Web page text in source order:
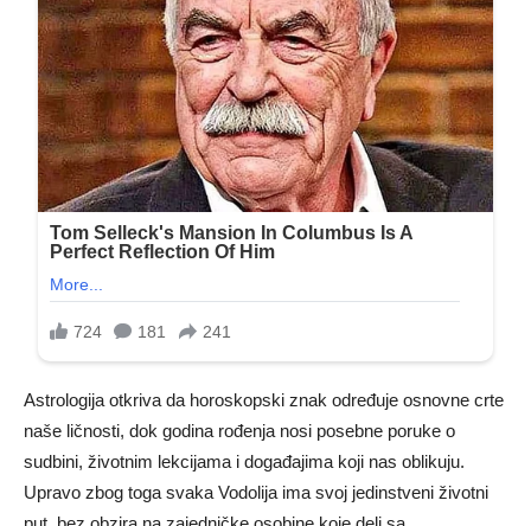
Astrologija otkriva da horoskopski znak određuje osnovne crte
naše ličnosti, dok godina rođenja nosi posebne poruke o
sudbini, životnim lekcijama i događajima koji nas oblikuju.
Upravo zbog toga svaka Vodolija ima svoj jedinstveni životni